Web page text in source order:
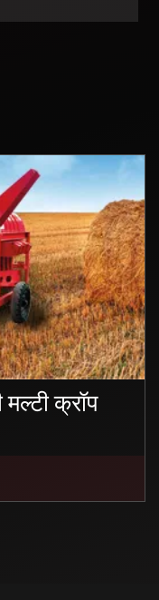
मल्टी क्रॉप